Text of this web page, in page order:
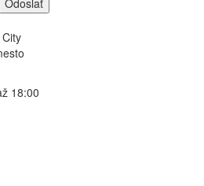
Odoslať
18:00